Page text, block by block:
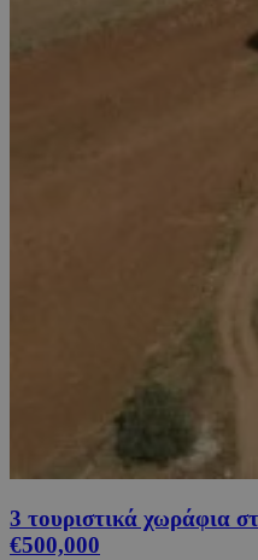
3 τουριστικά χωράφια
€500,000